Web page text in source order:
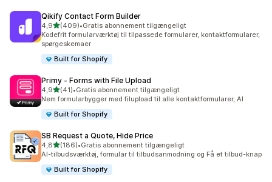
Qikify Contact Form Builder
4,9ud af 5 stjerner
(409)
409 anmeldelser i alt
•Gratis abonnement tilgængeligt
Kodefrit formularværktøj til tilpassede formularer, kontaktformularer,
spørgeskemaer
Built for Shopify
Primy ‑ Forms with File Upload
4,9ud af 5 stjerner
(41)
41 anmeldelser i alt
•Gratis abonnement tilgængeligt
Nem formularbygger med filupload til alle kontaktformularer, AI
Built for Shopify
SB Request a Quote, Hide Price
4,8ud af 5 stjerner
(186)
186 anmeldelser i alt
•Gratis abonnement tilgængeligt
AI-tilbudsværktøj, formular til tilbudsanmodning og Få et tilbud-knap
Built for Shopify